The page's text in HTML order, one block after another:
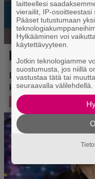
laitteellesi
vierailit, IP-osoitteestasi
Pääset tutustumaan
Hylkääminen voi
käytettävyyteen.
Jotkin teknologiamme
suostumusta, jos niillä
vastustaa tätä tai
seuraavalla välilehdellä.